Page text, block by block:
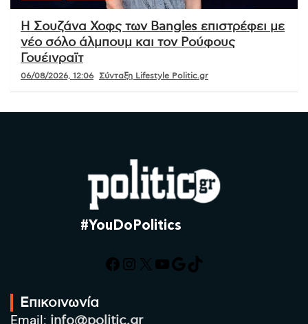
Η Σουζάνα Χοφς των Bangles επιστρέφει με
νέο σόλο άλμπουμ και τον Ρούφους
Γουέινραϊτ
06/08/2026, 12:06 Σύνταξη Lifestyle Politic.gr
#YouDoPolitics
Facebook
Instagram
X YouTube
Google
TikTok
Επικοινωνία
Email: info@politic.gr